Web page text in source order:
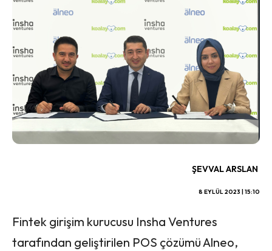
ŞEVVAL ARSLAN
8 EYLÜL 2023 | 15:10
Fintek girişim kurucusu Insha Ventures
tarafından geliştirilen POS çözümü Alneo,